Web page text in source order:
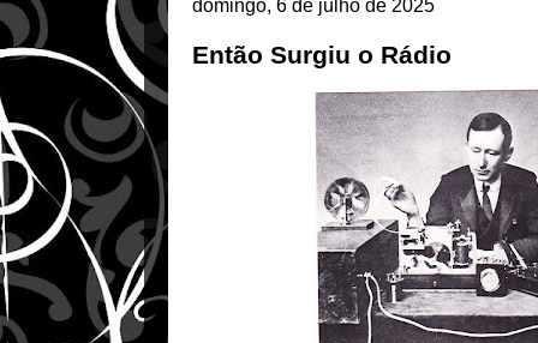
domingo, 6 de julho de 2025
Então Surgiu o Rádio